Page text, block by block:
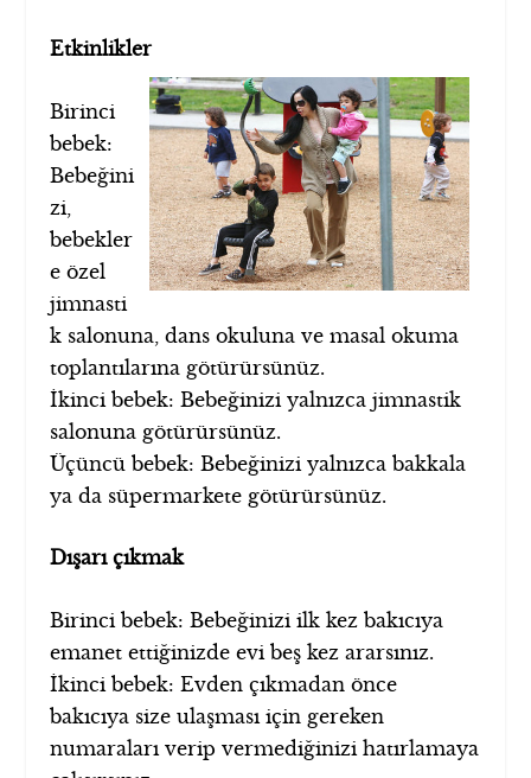
Etkinlikler
Birinci
bebek:
Bebeğini
zi,
bebekler
e özel
jimnasti
k salonuna, dans okuluna ve masal okuma
toplantılarına götürürsünüz.
İkinci bebek: Bebeğinizi yalnızca jimnastik
salonuna götürürsünüz.
Üçüncü bebek: Bebeğinizi yalnızca bakkala
ya da süpermarkete götürürsünüz.
Dışarı çıkmak
Birinci bebek: Bebeğinizi ilk kez bakıcıya
emanet ettiğinizde evi beş kez ararsınız.
İkinci bebek: Evden çıkmadan önce
bakıcıya size ulaşması için gereken
numaraları verip vermediğinizi hatırlamaya